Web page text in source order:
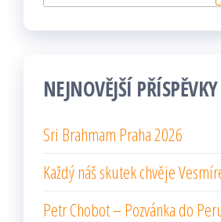
NEJNOVĚJŠÍ PŘÍSPĚVKY
Sri Brahmam Praha 2026
Každý náš skutek chvěje
Petr Chobot – Pozvánka do